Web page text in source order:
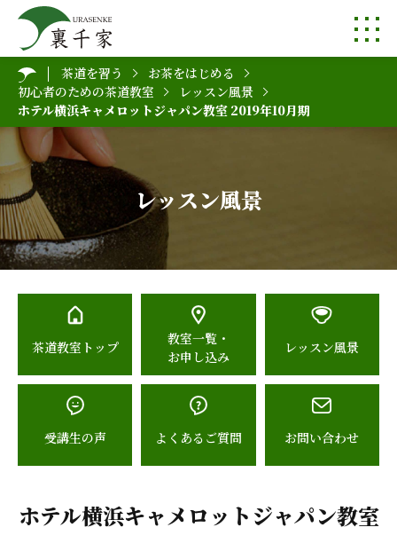
茶道を習う
お茶をはじめる
初心者のための茶道教室
レッスン風景
ホテル横浜キャメロットジャパン教室 2019年10月期
レッスン風景
茶道教室トップ
教室一覧・
お申し込み
レッスン風景
受講生の声 よくあるご質問 お問い合わせ
ホテル横浜キャメロットジャパン教室